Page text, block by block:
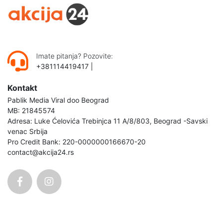
Imate pitanja? Pozovite:
+381114419417
Kontakt
Pablik Media Viral doo Beograd
MB: 21845574
Adresa: Luke Ćelovića Trebinjca 11 A/8/803, Beograd -Savski
venac Srbija
Pro Credit Bank: 220-0000000166670-20
contact@akcija24.rs